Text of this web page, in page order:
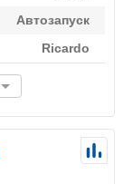
Автозапуск
Ricardo